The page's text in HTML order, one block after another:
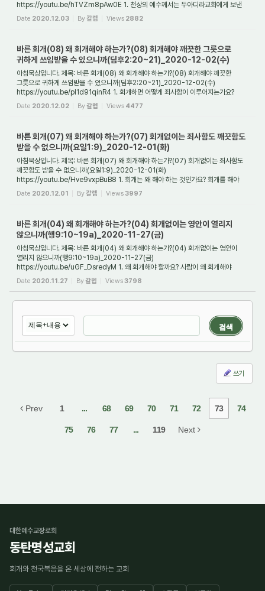
https://youtu.be/hTVZm8pAw0E 1. 천상의 예수께서는 두아디라교회에게 보낸
편지를 통해 거짓여선지자 이...
Date 2020.12.03 By갈렙 Views 2882
바른 회개(08) 왜 회개해야 하는가?(08) 회개해야 깨끗한 그릇으로
귀하게 쓰임받을 수 있으니까(딤후2:20~21)_2020-12-02(수)
아침묵상입니다. 제목: 바른 회개(08) 왜 회개해야 하는가?(08) 회개해야 깨끗한
그릇으로 귀하게 쓰임받을 수 있으니까(딤후2:20~21)_2020-12-02(수)
https://youtu.be/pI1d91qinR4 1. 회개하면 어떻게 죄사함이 이루어지는가요?
사람이 회개하면 그리스도의 ...
Date 2020.12.02 By갈렙 Views 4477
바른 회개(07) 왜 회개해야 하는가?(07) 회개없이는 죄사함도 깨끗함도
받을 수 없으니까(요일1:9)_2020-12-01(화)
아침묵상입니다. 제목: 바른 회개(07) 왜 회개해야 하는가?(07) 회개없이는 죄사함도
깨끗함도 받을 수 없으니까(요일1:9)_2020-12-01(화)
https://youtu.be/Hve9vxpBuB8 1. 회개는 왜 해야 하는 것인가요? 회개를 해야
하는 이유는 사실 크게 2가지입니다. 하...
Date 2020.12.01 By갈렙 Views3997
바른 회개(04) 왜 회개해야 하는가?(04) 회개없이는 영안이 열리지
않으니까(행9:10~19a)_2020-11-27(금)
아침묵상입니다. 제목: 바른 회개(04) 왜 회개해야 하는가?(04) 회개없이는 영안이
열리지 않으니까(행9:10~19a)_2020-11-27(금)
https://youtu.be/uGF_DsredyM 1. 왜 회개해야 할까요? 사람이 왜 회개해야
합니까? 여러가지 이유가 있지만 그중에 하나는 영안...
Date 2020.11.27 By갈렙 Views3798
검색
쓰기
Prev 1 ... 68 69 70 71 72 73 74
75 76 77 ... 119 Next
대한예수교장로회
동탄명성교회
회개와 천국복음을 온 세상에 전하는 교회